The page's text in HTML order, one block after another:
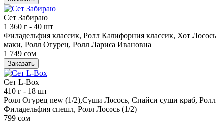
Сет Забираю
1 360 г - 40 шт
Филадельфия классик, Ролл Калифорния классик, Хот Лосось
маки, Ролл Огурец, Ролл Лариса Ивановна
1 749 сом
Заказать
Сет L-Box
410 г - 18 шт
Ролл Огурец new (1/2),Суши Лосось, Спайси суши краб, Ролл
Филадельфия спешл, Ролл Лосось (1/2)
799 сом